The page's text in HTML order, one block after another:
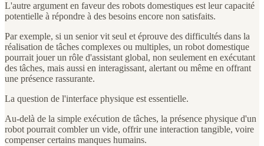
L'autre argument en faveur des robots domestiques est leur capacité
potentielle à répondre à des besoins encore non satisfaits.
Par exemple, si un senior vit seul et éprouve des difficultés dans la
réalisation de tâches complexes ou multiples, un robot domestique
pourrait jouer un rôle d'assistant global, non seulement en exécutant
des tâches, mais aussi en interagissant, alertant ou même en offrant
une présence rassurante.
La question de l'interface physique est essentielle.
Au-delà de la simple exécution de tâches, la présence physique d'un
robot pourrait combler un vide, offrir une interaction tangible, voire
compenser certains manques humains.